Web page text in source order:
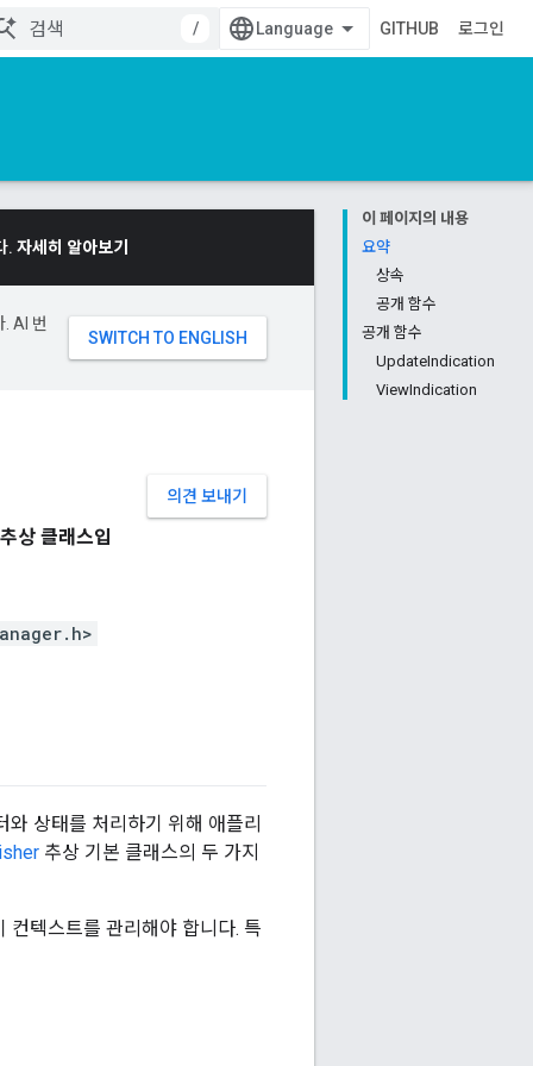
/ GITHUB 로그인
이 페이지의 내용
요약
상속
공개 함수
공개 함수
UpdateIndication
ViewIndication
. 자세히 알아보기
AI 번
의견 보내기
상 클래스입
상태를 처리하기 위해 애플리
추상 기본 클래스의 두 가지
컨텍스트를 관리해야 합니다. 특